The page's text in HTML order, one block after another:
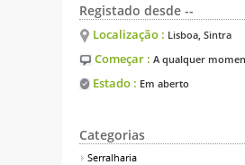
Registado desde --
Localização : Lisboa, Sintra
Começar : A qualquer
Estado : Em aberto
Categorias
Serralharia